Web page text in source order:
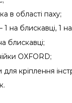
в області паху;
1 на блискавці, 1
блискавці;
OXFORD;
для кріплення